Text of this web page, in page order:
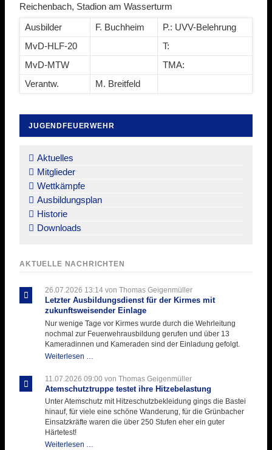
Reichenbach, Stadion am Wasserturm
Ausbilder F. Buchheim
P.: UVV-Belehrung
MvD-HLF-20
T:
MvD-MTW
TMA:
Verantw.
M. Breitfeld
JUGENDFEUERWEHR
überspringen
Aktuelles
Mitglieder
Wettkämpfe
Ausbildungsplan
Historie
Downloads
AKTUELLE NACHRICHTEN
26.07.2026 13:14von Thomas Geigenmüller
Letzter Ausbildungsdienst für der Kirmes mit
zukunftsweisender Einlage
Nur wenige Tage vor Kirmes wurde durch die Wehrleitung
nochmal zur Feuerwehrausbildung gerufen und über 13
Kameradinnen und Kameraden sind der Einladung gefolgt.
Weiterlesen …
für
der
Kirmes
mit
zukunftsweisender
11.07.2026 09:00 von Thomas Geigenmüller
Atemschutztruppe testet ihre Hitzebelastung
Unter Atemschutz mit Hitzeschutzbekleidung gings die Bastei
hinauf, für viele eine schöne Wanderung, für die Grünbacher
Einsatzkräfte waren die über 250 Stufen eher ein guter
Härtetest!
Weiterlesen …